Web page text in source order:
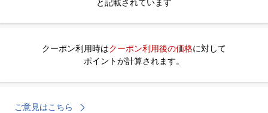
と記載されています
クーポン利用時はクーポン利用後の価格に対して
ポイントが計算されます。
ご意見はこちら